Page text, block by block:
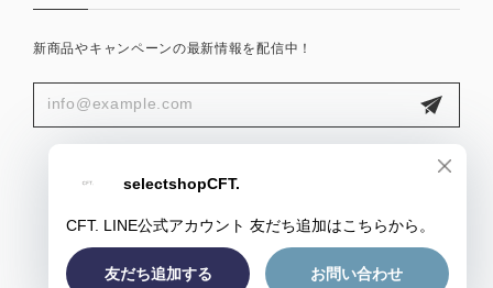
新商品やキャンペーンの最新情報を配信中！